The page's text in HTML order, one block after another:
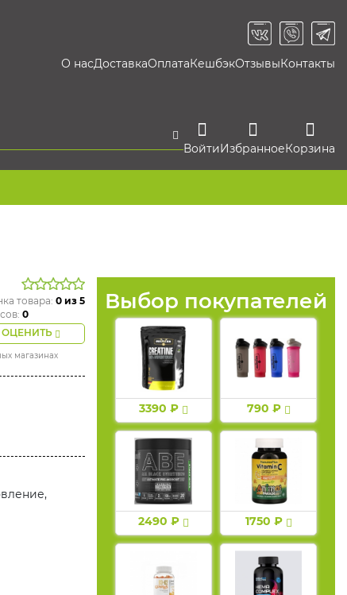
О насДоставкаОплатаКешбэкОтзывыКонтакты
ВойтиИзбранноеКорзина
товара: 0 из 5
0
ОЦЕНИТЬ
магазинах
Выбор покупателей
3390 ₽ 790 ₽
2490 ₽ 1750 ₽